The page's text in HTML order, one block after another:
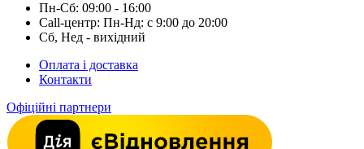
Пн-Сб: 09:00 - 16:00
Call-центр: Пн-Нд: с 9:00 до 20:00
Сб, Нед - вихідний
Оплата і доставка
Контакти
Офіційні партнери